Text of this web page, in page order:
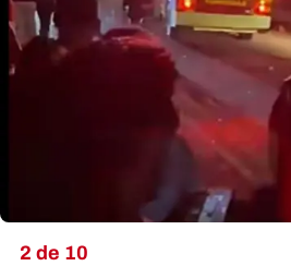
2 de 10